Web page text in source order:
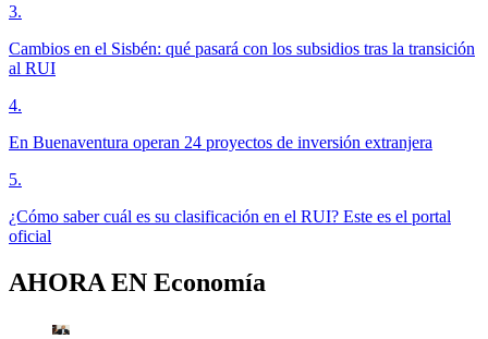
3.
Cambios en el Sisbén: qué pasará con los subsidios tras la transición
al RUI
4.
En Buenaventura operan 24 proyectos de inversión extranjera
5.
¿Cómo saber cuál es su clasificación en el RUI? Este es el portal
oficial
AHORA EN Economía